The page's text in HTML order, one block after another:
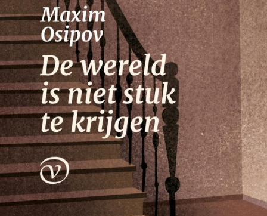
Nico Dros
Willem die Madoc maakte
€29,00
LEES MEER